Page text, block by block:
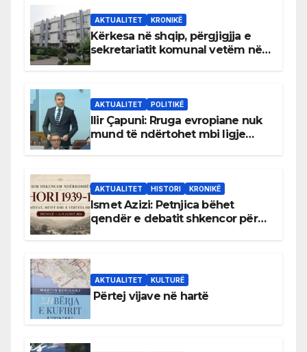
AKTUALITET KRONIKË
Kërkesa në shqip, përgjigjja e
sekretariatit komunal vetëm në
AKTUALITET POLITIKË
Ilir Çapuni: Rruga evropiane nuk
mund të ndërtohet mbi ligje
AKTUALITET HISTORI KRONIKË
Ismet Azizi: Petnjica bëhet
qendër e debatit shkencor për
AKTUALITET KULTURË
Përtej vijave në hartë